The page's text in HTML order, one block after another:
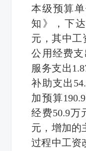
本级预算
知》，下
元，其中工
公用经费支
服务支出
补助支出
加预算
经费50.9万
元，增加的
过程中工资